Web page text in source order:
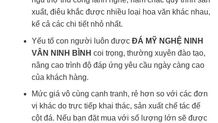
xuất, điêu khắc được nhiều loại hoa văn khác nhau,
kể cả các chi tiết nhỏ nhất.
Yếu tố con người luôn được ĐÁ MỸ NGHỆ NINH
VÂN NINH BÌNH coi trọng, thường xuyên đào tạo,
nâng cao trình độ đáp ứng yêu cầu ngày càng cao
của khách hàng.
Mức giá vô cùng cạnh tranh, rẻ hơn so với các đơn
vị khác do trực tiếp khai thác, sản xuất chế tác đế
cột đá. Nếu bạn đặt mua với số lượng lớn sẽ được